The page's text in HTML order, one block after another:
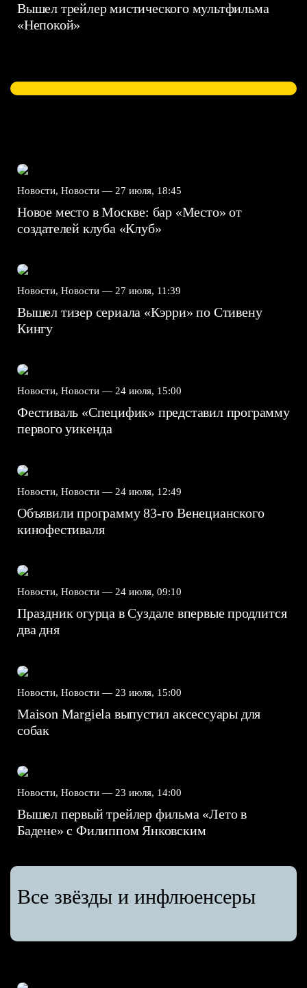
Вышел трейлер мистического мультфильма
«Непокой»
Новости, Новости — 27 июля, 18:45
Новое место в Москве: бар «Место» от
создателей клуба «Клуб»
Новости, Новости — 27 июля, 11:39
Вышел тизер сериала «Кэрри» по Стивену
Кингу
Новости, Новости — 24 июля, 15:00
Фестиваль «Специфик» представил программу
первого уикенда
Новости, Новости — 24 июля, 12:49
Объявили программу 83-го Венецианского
кинофестиваля
Новости, Новости — 24 июля, 09:10
Праздник огурца в Суздале впервые продлится
два дня
Новости, Новости — 23 июля, 15:00
Maison Margiela выпустил аксессуары для
собак
Новости, Новости — 23 июля, 14:00
Вышел первый трейлер фильма «Лето в
Бадене» с Филиппом Янковским
Все звёзды и инфлюенсеры